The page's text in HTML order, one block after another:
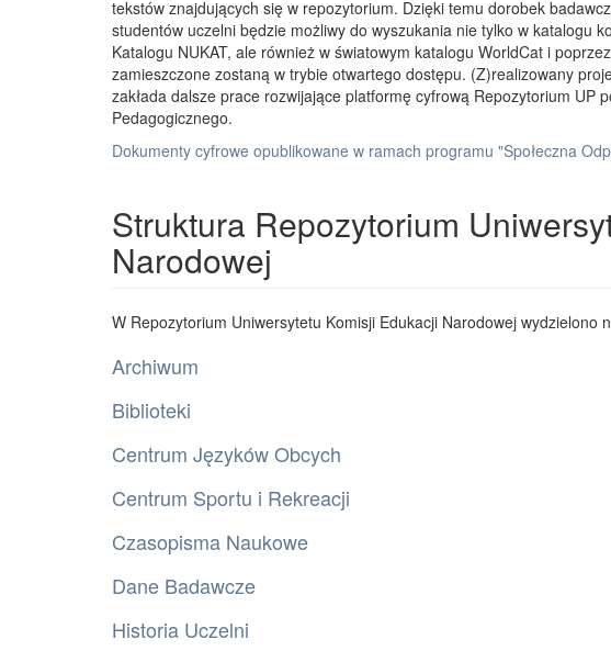
tekstów znajdujących się w repozytorium. Dzięki temu dorobek
studentów uczelni będzie możliwy do wyszukania nie tylko w katalogu
Katalogu NUKAT, ale również w światowym katalogu WorldCat i
zamieszczone zostaną w trybie otwartego dostępu. (Z)realizowany
zakłada dalsze prace rozwijające platformę cyfrową Repozytorium UP
Pedagogicznego.
Dokumenty cyfrowe opublikowane w ramach programu "Społeczna
Struktura Repozytorium
Narodowej
W Repozytorium Uniwersytetu Komisji Edukacji Narodowej wydzielono
Archiwum
Biblioteki
Centrum Języków Obcych
Centrum Sportu i Rekreacji
Czasopisma Naukowe
Dane Badawcze
Historia Uczelni